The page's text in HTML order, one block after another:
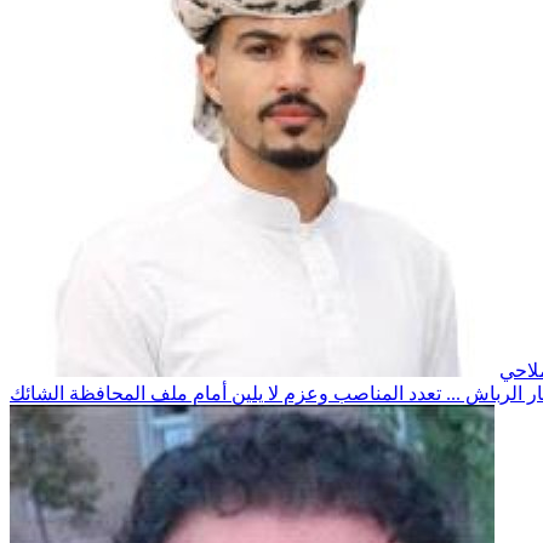
الرباش ... تعدد المناصب وعزم لا يلين أمام ملف المحافظة الشائك